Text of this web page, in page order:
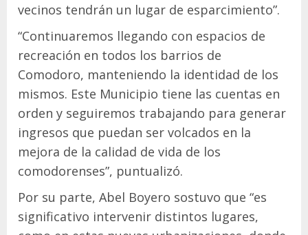
vecinos tendrán un lugar de esparcimiento”.
“Continuaremos llegando con espacios de
recreación en todos los barrios de
Comodoro, manteniendo la identidad de los
mismos. Este Municipio tiene las cuentas en
orden y seguiremos trabajando para generar
ingresos que puedan ser volcados en la
mejora de la calidad de vida de los
comodorenses”, puntualizó.
Por su parte, Abel Boyero sostuvo que “es
significativo intervenir distintos lugares,